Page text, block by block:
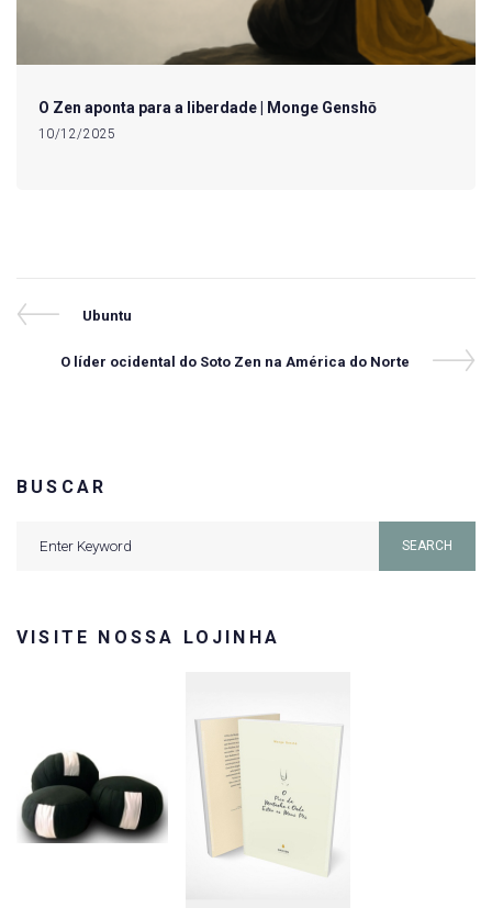
O Zen aponta para a liberdade | Monge Genshō
10/12/2025
Navegação
Previous
Ubuntu
Next
O líder ocidental do Soto Zen na América do Norte
BUSCAR
SEARCH
VISITE NOSSA LOJINHA